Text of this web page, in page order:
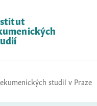
studií v Praze